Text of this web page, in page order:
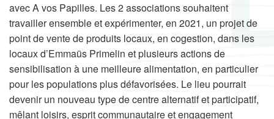
avec A vos Papilles. Les 2 associations souhaitent
travailler ensemble et expérimenter, en 2021, un projet de
point de vente de produits locaux, en cogestion, dans les
locaux d’Emmaüs Primelin et plusieurs actions de
sensibilisation à une meilleure alimentation, en particulier
pour les populations plus défavorisées. Le lieu pourrait
devenir un nouveau type de centre alternatif et participatif,
mêlant loisirs, esprit communautaire et engagement